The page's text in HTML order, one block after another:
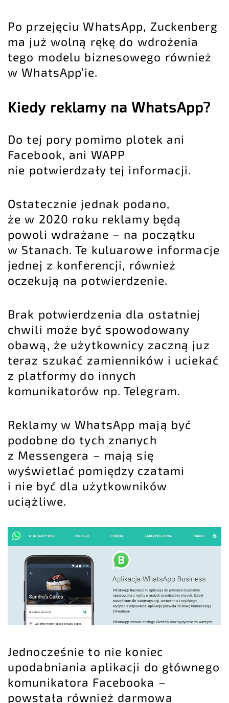
Po przejęciu WhatsApp, Zuckenberg
ma już wolną rękę do wdrożenia
tego modelu biznesowego również
w WhatsApp’ie.
Kiedy reklamy na WhatsApp?
Do tej pory pomimo plotek ani
Facebook, ani WAPP
nie potwierdzały tej informacji.
Ostatecznie jednak podano,
że w 2020 roku reklamy będą
powoli wdrażane – na początku
w Stanach. Te kuluarowe informacje
jednej z konferencji, również
oczekują na potwierdzenie.
Brak potwierdzenia dla ostatniej
chwili może być spowodowany
obawą, że użytkownicy zaczną juz
teraz szukać zamienników i uciekać
z platformy do innych
komunikatorów np. Telegram.
Reklamy w WhatsApp mają być
podobne do tych znanych
z Messengera – mają się
wyświetlać pomiędzy czatami
i nie być dla użytkowników
uciążliwe.
Jednocześnie to nie koniec
upodabniania aplikacji do głównego
komunikatora Facebooka –
powstała również darmowa